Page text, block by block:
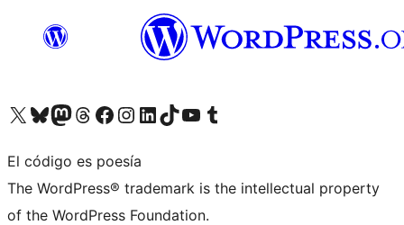
Visita nuestra cuenta de X (anteriormente Twitter)
Visita nuestra cuenta de Bluesky
Visita nuestra cuenta de Mastodon
Visita nuestra cuenta de Threads
Visita nuestra página de Facebook
Visita nuestra cuenta de Instagram
Visita nuestra cuenta de LinkedIn
Visita nuestra cuenta de TikTok
Visita nuestro canal de YouTube
Visita nuestra cuenta de Tumblr
El código es poesía
The WordPress® trademark is the intellectual property
of the WordPress Foundation.